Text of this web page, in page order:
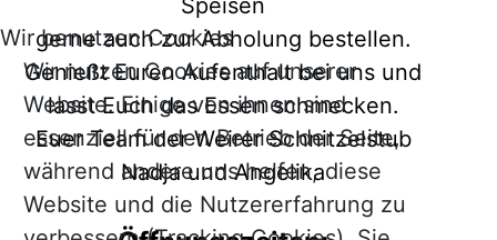
Speisen
gerne auch zur Abholung bestellen.
Genießt Euren Aufenthalt bei uns und
lasst Euch das Essen schmecken.
Euer Team der Weirer Schnitzelstub
Nadja und Angelika
Wir benutzen Cookies
Wir nutzen Cookies auf unserer
Website. Einige von ihnen sind
essenziell für den Betrieb der Seite,
während andere uns helfen, diese
Website und die Nutzererfahrung zu